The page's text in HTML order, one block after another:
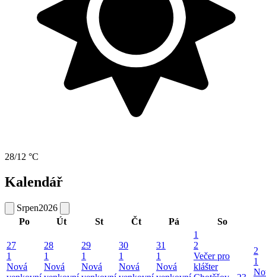
28/12 °C
Kalendář
Srpen2026
Po
Út St Čt Pá So
27
1
Nová
28
1
Nová
29
1
Nová
30
1
Nová
31
1
Nová
1
2
Večer pro
klášter
2
1